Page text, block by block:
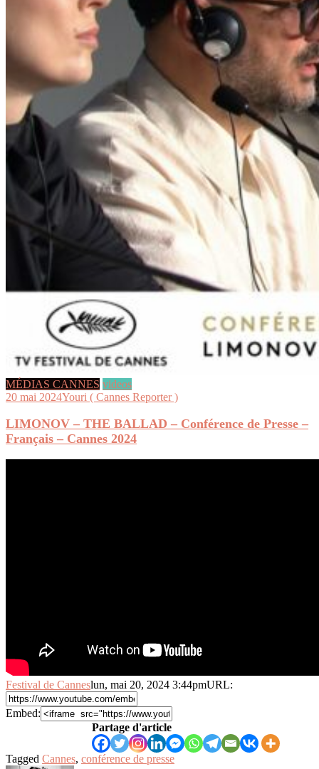
MÉDIAS CANNES videos
20 mai 2024Youri ( Cannes Reporter )
LIMONOV – THE BALLAD – Conférence de Presse –
Français – Cannes 2024
Festival de Canneslun, mai 20, 2024 3:44pmURL:
Embed:
Partage d'article
Tagged Cannes, conférence de presse